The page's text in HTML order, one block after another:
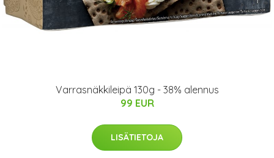
Varrasnäkkileipä 130g - 38% alennus
99 EUR
LISÄTIETOJA